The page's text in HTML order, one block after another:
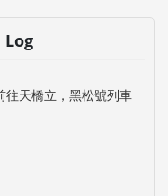
Log
往天橋立，黑松號列車